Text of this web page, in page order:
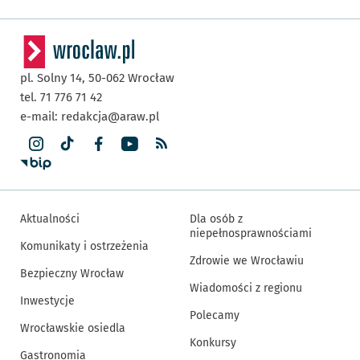
pl. Solny 14, 50-062 Wrocław
tel. 71 776 71 42
e-mail: redakcja@araw.pl
Aktualności
Komunikaty i ostrzeżenia
Bezpieczny Wrocław
Inwestycje
Wrocławskie osiedla
Gastronomia
Dla osób z
niepełnosprawnościami
Zdrowie we Wrocławiu
Wiadomości z regionu
Polecamy
Konkursy